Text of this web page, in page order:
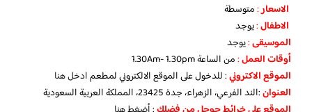
الاسعار:متوسطة
الاطفال:يوجد
الموسيقى:يوجد
‏أوقات العمل:من الساعة 1.30Am- 1.30pm
الموقع الاكتروني: للدخول على الموقع الالكتروني لمطعمادخل هنا
العنوان:الند الفرعي، الزهراء، جدة 23425، المملكة العربية السعودية